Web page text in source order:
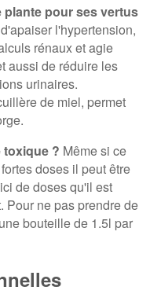
plante pour ses vertus
l'hypertension,
rénaux et agie
aussi de réduire les
urinaires.
de miel, permet
toxique ? Même si ce
doses il peut être
de doses qu'il est
Pour ne pas prendre de
bouteille de 1.5l par